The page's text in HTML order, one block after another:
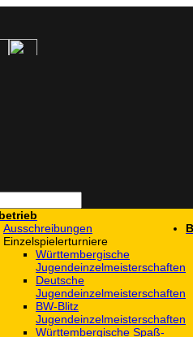
Ausschreibungen
Einzelspielerturniere
Württembergische
Jugendeinzelmeisterschaften
Deutsche
Jugendeinzelmeisterschaften
BW-Blitz
Jugendeinzelmeisterschaften
Württembergische Spaß-